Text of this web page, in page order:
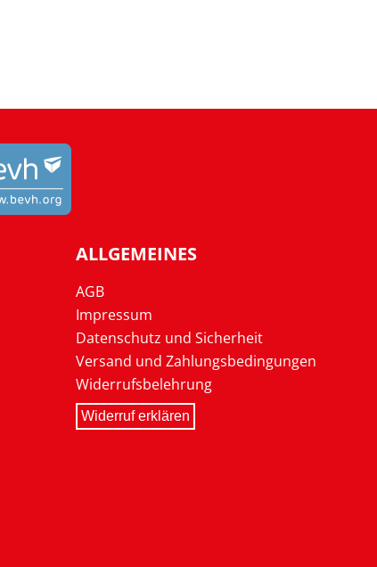
ALLGEMEINES
AGB
Impressum
Datenschutz und Sicherheit
Versand und Zahlungsbedingungen
Widerrufsbelehrung
Widerruf erklären